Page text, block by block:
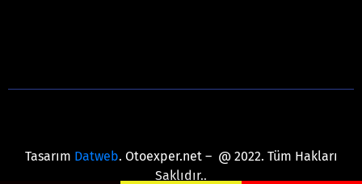
Tasarım Datweb. Otoexper.net – @ 2022. Tüm Hakları
Saklıdır..